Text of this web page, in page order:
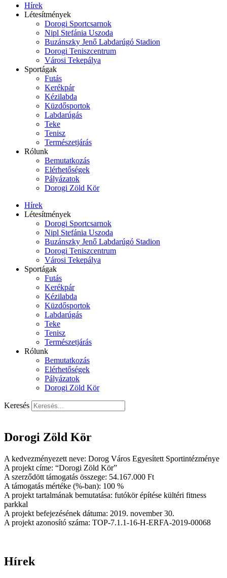
Hírek
Létesítmények
Dorogi Sportcsarnok
Nipl Stefánia Uszoda
Buzánszky Jenő Labdarúgó Stadion
Dorogi Teniszcentrum
Városi Tekepálya
Sportágak
Futás
Kerékpár
Kézilabda
Küzdősportok
Labdarúgás
Teke
Tenisz
Természetjárás
Rólunk
Bemutatkozás
Elérhetőségek
Pályázatok
Dorogi Zöld Kör
Hírek
Létesítmények
Dorogi Sportcsarnok
Nipl Stefánia Uszoda
Buzánszky Jenő Labdarúgó Stadion
Dorogi Teniszcentrum
Városi Tekepálya
Sportágak
Futás
Kerékpár
Kézilabda
Küzdősportok
Labdarúgás
Teke
Tenisz
Természetjárás
Rólunk
Bemutatkozás
Elérhetőségek
Pályázatok
Dorogi Zöld Kör
Keresés
Dorogi Zöld Kör
A kedvezményezett neve: Dorog Város Egyesített Sportintézménye
A projekt címe: “Dorogi Zöld Kör”
A szerződött támogatás összege: 54.167.000 Ft
A támogatás mértéke (%-ban): 100 %
A projekt tartalmának bemutatása: futókör építése kültéri fitness
parkkal
A projekt befejezésének dátuma: 2019. november 30.
A projekt azonosító száma: TOP-7.1.1-16-H-ERFA-2019-00068
Hírek